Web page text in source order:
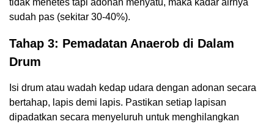
sudah pas (sekitar 30-40%).
Tahap 3: Pemadatan Anaerob di Dalam
Drum
Isi drum atau wadah kedap udara dengan adonan secara
bertahap, lapis demi lapis. Pastikan setiap lapisan
dipadatkan secara menyeluruh untuk menghilangkan